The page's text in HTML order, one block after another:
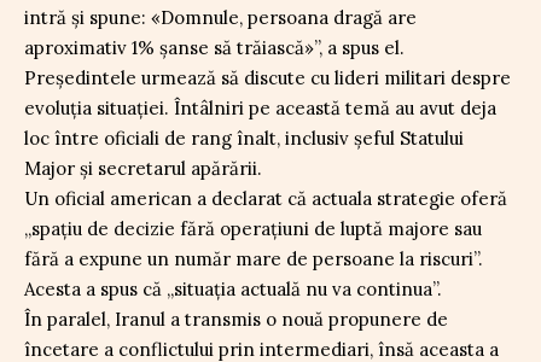
intră și spune: «Domnule, persoana dragă are
aproximativ 1% șanse să trăiască»”, a spus el.
Președintele urmează să discute cu lideri militari despre
evoluția situației. Întâlniri pe această temă au avut deja
loc între oficiali de rang înalt, inclusiv șeful Statului
Major și secretarul apărării.
Un oficial american a declarat că actuala strategie oferă
„spațiu de decizie fără operațiuni de luptă majore sau
fără a expune un număr mare de persoane la riscuri”.
Acesta a spus că „situația actuală nu va continua”.
În paralel, Iranul a transmis o nouă propunere de
încetare a conflictului prin intermediari, însă aceasta a